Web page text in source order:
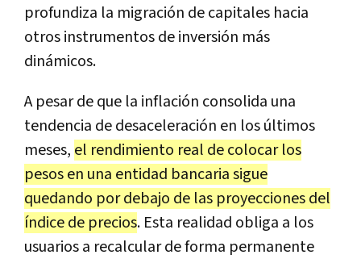
profundiza la migración de capitales hacia
otros instrumentos de inversión más
dinámicos.
A pesar de que la inflación consolida una
tendencia de desaceleración en los últimos
meses, el rendimiento real de colocar los
pesos en una entidad bancaria sigue
quedando por debajo de las proyecciones del
índice de precios. Esta realidad obliga a los
usuarios a recalcular de forma permanente